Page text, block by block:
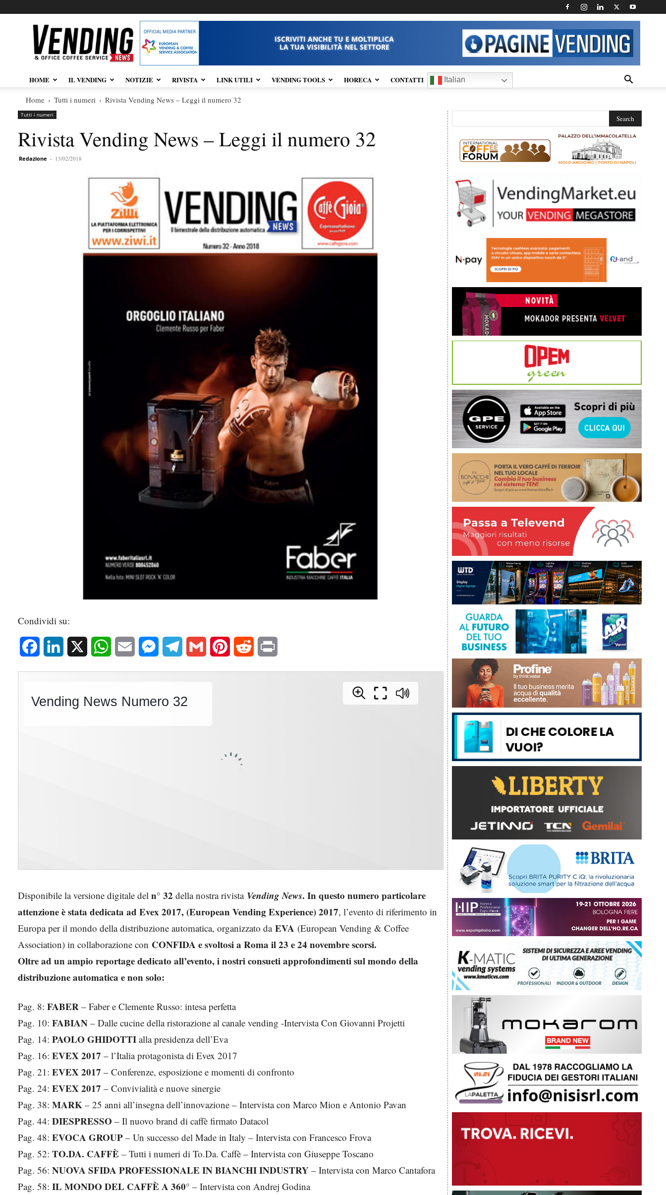
Vendingnews.it
ISCRIVITI ANCHE TU E MOLTIPLICA
LA TUA VISIBILITÀ NEL SETTORE
HOME IL VENDING NOTIZIE RIVISTA LINK UTILI VENDING TOOLS HORECA CONTATTI Italian
Home Tutti i numeri Rivista Vending News – Leggi il numero 32
Tutti i numeri
Rivista Vending News – Leggi il numero 32
Redazione - 13/02/2018
Condividi su:
Facebook LinkedIn WhatsAppEmail MessengerTelegram Gmail Pinterest Reddit
Disponibile la versione digitale del n° 32 della nostra rivistaVending News. In questo numero particolare
attenzione è stata dedicata ad Evex 2017, (European Vending Experience) 2017, l’evento di riferimento in
Europa per il mondo della distribuzione automatica, organizzato da EVA (European Vending & Coffee
Association) in collaborazione con CONFIDA e svoltosi a Roma il23 e 24 novembre scorsi.
Oltre ad un ampio reportage dedicato all’evento, i nostri consueti approfondimenti sul mondo della
distribuzione automatica e non solo:
Pag. 8: FABER – Faber e Clemente Russo: intesa perfetta
Pag. 10: FABIAN – Dalle cucine della ristorazione al canale vending -Intervista Con Giovanni Projetti
Pag. 14: PAOLO GHIDOTTI alla presidenza dell’Eva
Pag. 16: EVEX 2017 – l’Italia protagonista di Evex 2017
Pag. 21: EVEX 2017 – Conferenze, esposizione e momenti di confronto
Pag. 24: EVEX 2017 – Convivialità e nuove sinergie
Pag. 38: MARK – 25 anni all’insegna dell’innovazione – Intervista con Marco Mion e Antonio Pavan
Pag. 44: DIESPRESSO – Il nuovo brand di caffè firmato Datacol
Pag. 48: EVOCA GROUP – Un successo del Made in Italy – Intervista con Francesco Frova
Pag. 52: TO.DA. CAFFÈ – Tutti i numeri di To.Da. Caffè – Intervista con Giuseppe Toscano
Pag. 56: NUOVA SFIDA PROFESSIONALE IN BIANCHI INDUSTRY – Intervista con Marco Cantafora
Pag. 58: IL MONDO DEL CAFFÈ A 360° – Intervista con Andrej Godina